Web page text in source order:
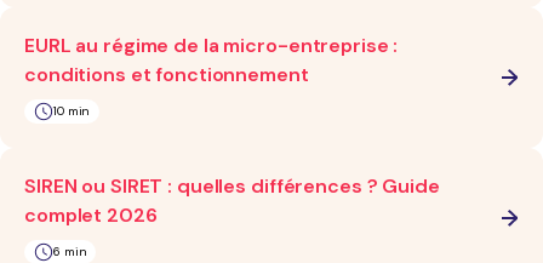
EURL au régime de la micro-entreprise :
conditions et fonctionnement
10 min
SIREN ou SIRET : quelles différences ? Guide
complet 2026
6 min